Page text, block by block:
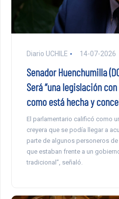
Diario UCHILE 14-07-2026
Senador Huenchumilla
Será “una legislación
como está hecha y
El parlamentario calificó como
creyera que se podía llegar a
parte de algunos personeros
que estaban frente a un
tradicional”, señaló.